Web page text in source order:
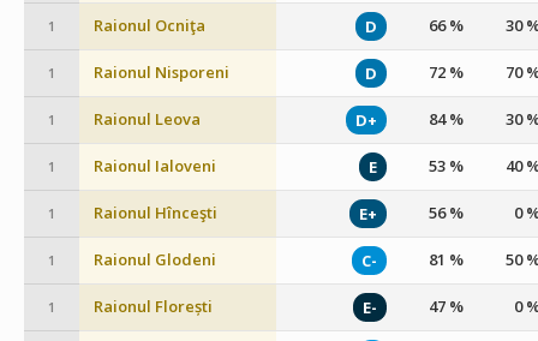
1 Raionul Ocniţa D 66 % 30
1 Raionul Nisporeni D 72 % 70
1 Raionul Leova D+ 84 % 30
1 Raionul Ialoveni E 53 % 40
1 Raionul Hînceşti E+ 56 % 0
1 Raionul Glodeni C- 81 % 50
1 Raionul Florești E- 47 % 0